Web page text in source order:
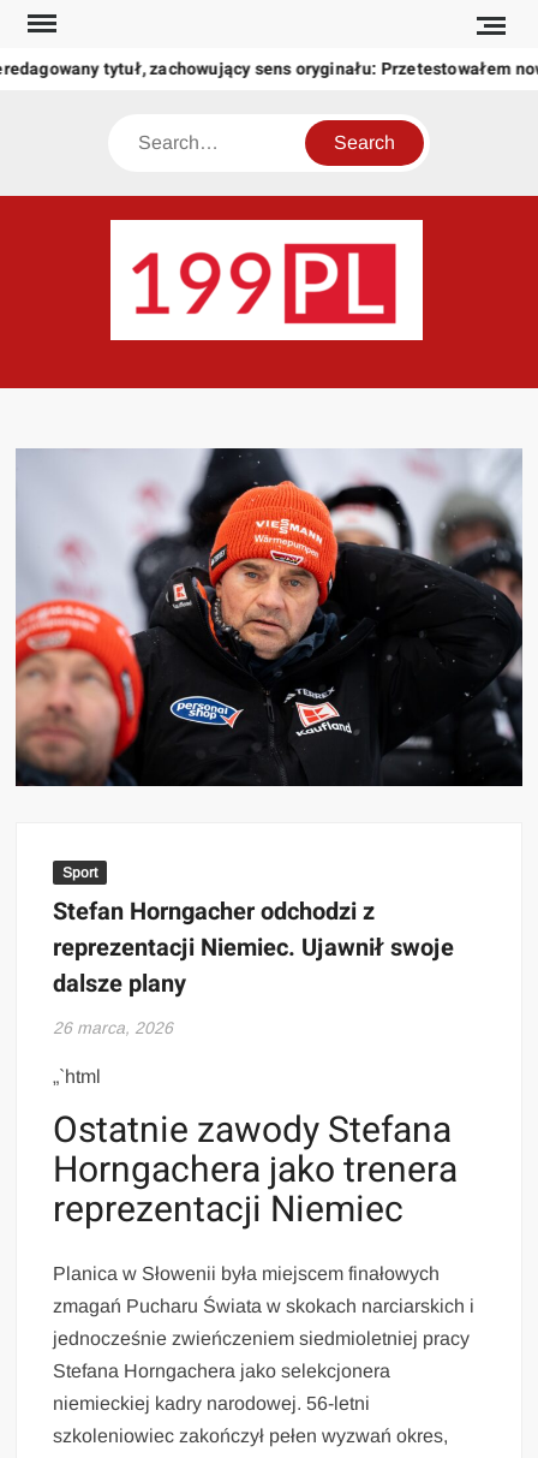
Skip
content
tytuł, zachowujący sens oryginału: Przetestowałem
Search
świat
Sport
Stefan Horngacher odchodzi z
reprezentacji Niemiec. Ujawnił swoje
dalsze plany
26 marca, 2026
„`html
Ostatnie zawody Stefana
Horngachera jako trenera
reprezentacji Niemiec
Planica w Słowenii była miejscem finałowych
zmagań Pucharu Świata w skokach narciarskich i
jednocześnie zwieńczeniem siedmioletniej pracy
Stefana Horngachera jako selekcjonera
niemieckiej kadry narodowej. 56-letni
szkoleniowiec zakończył pełen wyzwań okres,